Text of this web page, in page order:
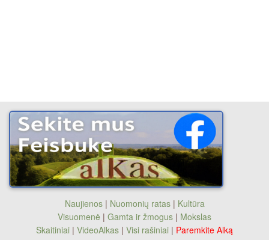
Naujienos| Nuomonių ratas| Kultūra
Visuomenė | Gamta ir žmogus | Mokslas
Skaitiniai | VideoAlkas | Visi rašiniai | Paremkite Alką